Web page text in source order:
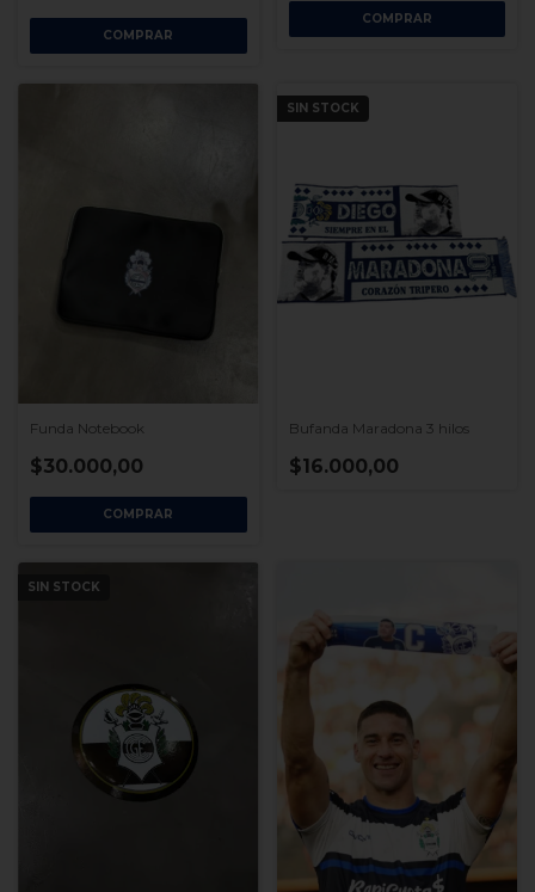
COMPRAR
COMPRAR
Funda Notebook
$30.000,00
SIN STOCK
Bufanda Maradona 3 hilos
$16.000,00
SIN STOCK